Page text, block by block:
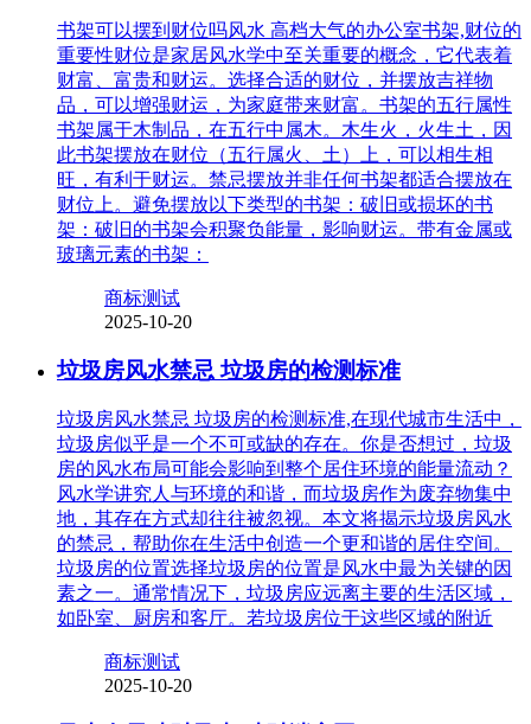
书架可以摆到财位吗风水 高档大气的办公室书架,财位的
重要性财位是家居风水学中至关重要的概念，它代表着
财富、富贵和财运。选择合适的财位，并摆放吉祥物
品，可以增强财运，为家庭带来财富。书架的五行属性
书架属于木制品，在五行中属木。木生火，火生土，因
此书架摆放在财位（五行属火、土）上，可以相生相
旺，有利于财运。禁忌摆放并非任何书架都适合摆放在
财位上。避免摆放以下类型的书架：破旧或损坏的书
架：破旧的书架会积聚负能量，影响财运。带有金属或
玻璃元素的书架：
商标测试
2025-10-20
垃圾房风水禁忌 垃圾房的检测标准
垃圾房风水禁忌 垃圾房的检测标准,在现代城市生活中，
垃圾房似乎是一个不可或缺的存在。你是否想过，垃圾
房的风水布局可能会影响到整个居住环境的能量流动？
风水学讲究人与环境的和谐，而垃圾房作为废弃物集中
地，其存在方式却往往被忽视。本文将揭示垃圾房风水
的禁忌，帮助你在生活中创造一个更和谐的居住空间。
垃圾房的位置选择垃圾房的位置是风水中最为关键的因
素之一。通常情况下，垃圾房应远离主要的生活区域，
如卧室、厨房和客厅。若垃圾房位于这些区域的附近
商标测试
2025-10-20